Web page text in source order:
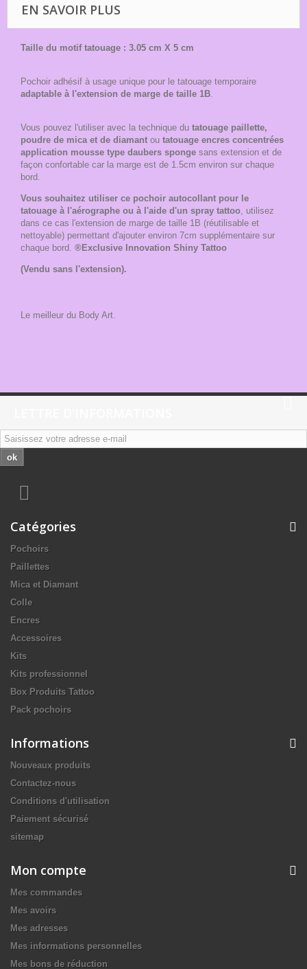
EN SAVOIR PLUS
Taille du motif tatouage : 3.05 cm X 5 cm
Pochoir adhésif à usage unique pour le tatouage temporaire
adaptable à l'extension de marge de taille 1B.
Vous pouvez l'utiliser avec la technique du tatouage paillette,
poudre de mica et de diamant ou tatouage encres concentrées
application mousse type daubers sponge sans extension et de
façon confortable car la marge est de 1.5cm environ sur chaque
bord.
Vous souhaitez utiliser ce pochoir autocollant pour le
tatouage à l'aérographe ou à l'aide d'un spray tattoo, utilisez
dans ce cas l'extension de marge de taille 1B (réutilisable et
nettoyable) permettant d'ajouter environ 7cm supplémentaire sur
chaque bord. ®Exclusive Innovation Shiny Tattoo
(Vendu sans l'extension).
Le meilleur du Body Art.
ok
Catégories
Pochoirs
Paillettes
Mica et Diamant
Colle
Encres
Accessoires
Kits
Kits professionnel
Box Produits Tattoo
Pack pochoirs
Informations
Nouveaux produits
Contactez-nous
Conditions d'utilisation
Paiement sécurisé
sitemap
Mon compte
Mes commandes
Mes avoirs
Mes adresses
Mes informations personnelles
Mes bons de réduction